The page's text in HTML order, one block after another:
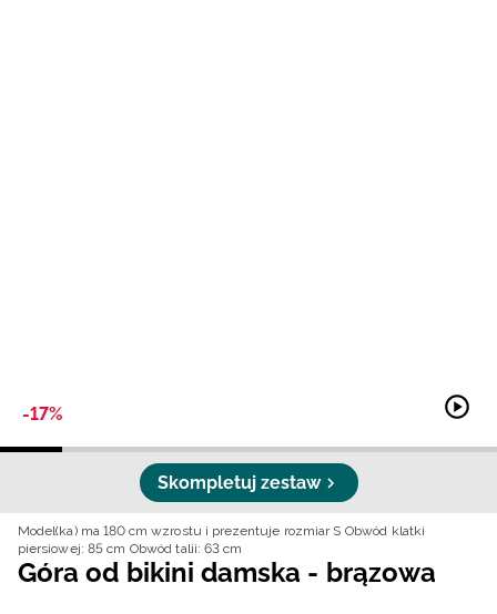
-17%
Skompletuj zestaw
Model(ka) ma 180 cm wzrostu i prezentuje rozmiar S Obwód klatki
piersiowej: 85 cm Obwód talii: 63 cm
Góra od bikini damska - brązowa